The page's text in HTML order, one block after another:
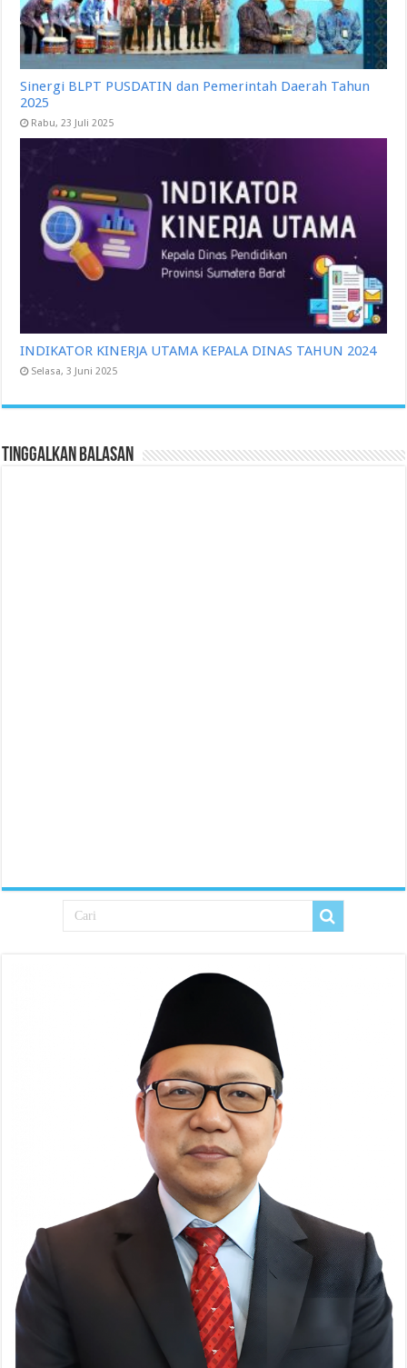
Sinergi BLPT PUSDATIN dan Pemerintah Daerah Tahun
2025
Rabu, 23 Juli 2025
INDIKATOR KINERJA UTAMA KEPALA DINAS TAHUN 2024
Selasa, 3 Juni 2025
Tinggalkan Balasan